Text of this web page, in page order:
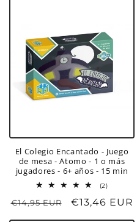
El Colegio Encantado - Juego
de mesa - Atomo - 1 o más
jugadores - 6+ años - 15 min
(2)2
totales
Precio
€14,95 EUR
Precio
€13,46 EUR